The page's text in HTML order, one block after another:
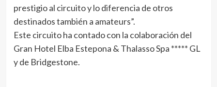
prestigio al circuito y lo diferencia de otros
destinados también a amateurs”.
Este circuito ha contado con la colaboración del
Gran Hotel Elba Estepona & Thalasso Spa ***** GL
y de Bridgestone.